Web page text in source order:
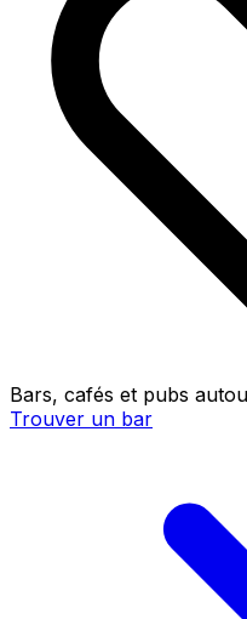
Bars, cafés et pubs
Trouver un bar